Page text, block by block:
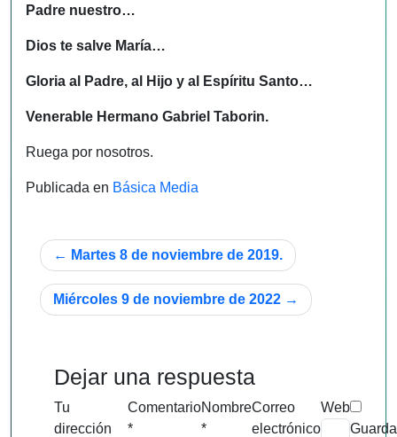
Padre nuestro…
Dios te salve María…
Gloria al Padre, al Hijo y al Espíritu Santo…
Venerable Hermano Gabriel Taborin.
Ruega por nosotros.
Publicada en Básica Media
Navegación
de
entradas
Martes 8 de noviembre de 2019.
Miércoles 9 de noviembre de 2022
Dejar una respuesta
Tu
dirección
Comentario
*
Nombre
*
Correo
electrónico
Web